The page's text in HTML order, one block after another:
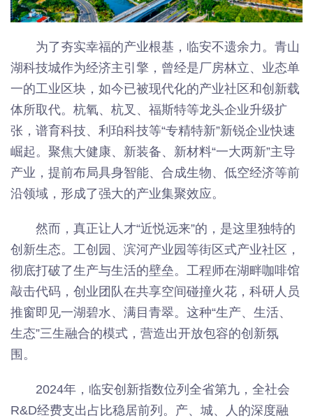
为了夯实幸福的产业根基，临安不遗余力。青山
湖科技城作为经济主引擎，曾经是厂房林立、业态单
一的工业区块，如今已被现代化的产业社区和创新载
体所取代。杭氧、杭叉、福斯特等龙头企业升级扩
张，谱育科技、利珀科技等“专精特新”新锐企业快速
崛起。聚焦大健康、新装备、新材料“一大两新”主导
产业，提前布局具身智能、合成生物、低空经济等前
沿领域，形成了强大的产业集聚效应。
然而，真正让人才“近悦远来”的，是这里独特的
创新生态。工创园、滨河产业园等街区式产业社区，
彻底打破了生产与生活的壁垒。工程师在湖畔咖啡馆
敲击代码，创业团队在共享空间碰撞火花，科研人员
推窗即见一湖碧水、满目青翠。这种“生产、生活、
生态”三生融合的模式，营造出开放包容的创新氛
围。
2024年，临安创新指数位列全省第九，全社会
R&D经费支出占比稳居前列。产、城、人的深度融